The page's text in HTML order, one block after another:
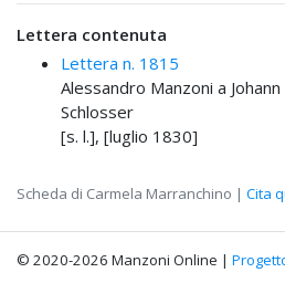
Lettera contenuta
Lettera n. 1815
Alessandro Manzoni a
Schlosser
[s. l.], [luglio 1830]
Scheda di Carmela Marranchino | Cita
© 2020-2026 Manzoni Online |